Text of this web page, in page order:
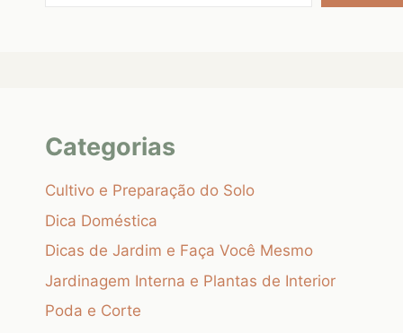
Categorias
Cultivo e Preparação do Solo
Dica Doméstica
Dicas de Jardim e Faça Você Mesmo
Jardinagem Interna e Plantas de Interior
Poda e Corte